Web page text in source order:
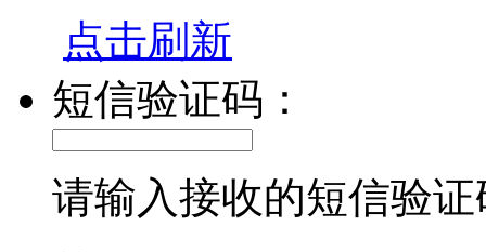
点击刷新
短信验证码：
请输入接收的短信验证